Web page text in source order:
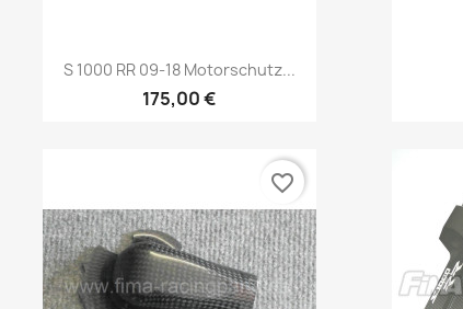
Vorschau
S 1000 RR 09-18 Motorschutz...
175,00 €
favorite_border